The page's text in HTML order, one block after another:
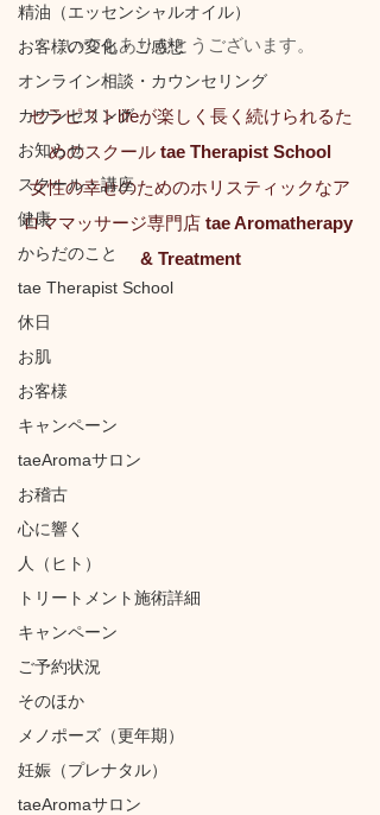
精油（エッセンシャルオイル）
お客様の変化・ご感想
オンライン相談・カウンセリング
カウンセリング
お知らせ
スクール・講座
健康
からだのこと
tae Therapist School
休日
お肌
お客様
キャンペーン
taeAromaサロン
お稽古
心に響く
人（ヒト）
トリートメント施術詳細
キャンペーン
ご予約状況
そのほか
メノポーズ（更年期）
妊娠（プレナタル）
taeAromaサロン
いつもありがとうございます。
セラピストlifeが楽しく長く続けられるた
めのスクール tae Therapist School
女性の幸せのためのホリスティックなア
ロママッサージ専門店 tae Aromatherapy
& Treatment